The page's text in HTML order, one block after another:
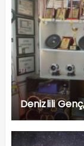
Denizlili